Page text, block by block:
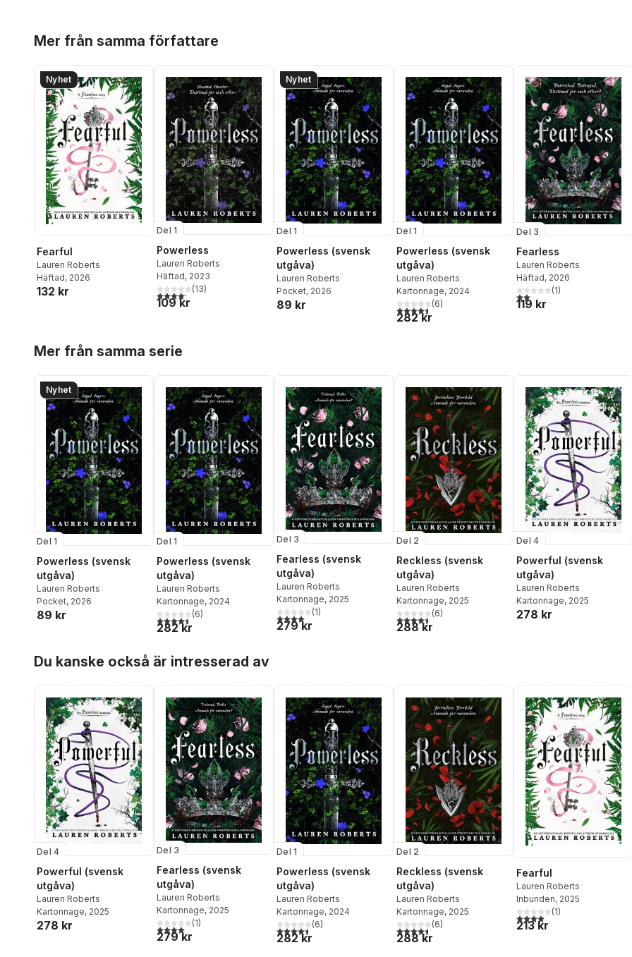
Mer från samma författare
Nyhet
Fearful
Lauren Roberts
Häftad, 2026
132 kr
Del 1
Powerless
Lauren Roberts
Häftad, 2023
4,2utav 5 stjärnor. Totalt antal röster:
(13)
109 kr
Nyhet
Del 1
Powerless (svensk
utgåva)
Lauren Roberts
Pocket, 2026
89 kr
Del 1
Powerless (svensk
utgåva)
Lauren Roberts
Kartonnage, 2024
4,5utav 5 stjärnor. Totalt antal röster:
(6)
282 kr
Del 3
Fearless
Lauren Roberts
Häftad, 2026
2,0utav 5 stjärnor. Totalt
(1)
119 kr
Mer från samma serie
Nyhet
Del 1
Powerless (svensk
utgåva)
Lauren Roberts
Pocket, 2026
89 kr
Del 1
Powerless (svensk
utgåva)
Lauren Roberts
Kartonnage, 2024
4,5utav 5 stjärnor. Totalt antal röster:
(6)
282 kr
Del 3
Fearless (svensk
utgåva)
Lauren Roberts
Kartonnage, 2025
4,0utav 5 stjärnor. Totalt antal röster:
(1)
279 kr
Del 2
Reckless (svensk
utgåva)
Lauren Roberts
Kartonnage, 2025
4,5utav 5 stjärnor. Totalt antal röster:
(6)
288 kr
Del 4
Powerful (svensk
utgåva)
Lauren Roberts
Kartonnage, 2025
278 kr
Du kanske också är intresserad av
Del 4
Powerful (svensk
utgåva)
Lauren Roberts
Kartonnage, 2025
278 kr
Del 3
Fearless (svensk
utgåva)
Lauren Roberts
Kartonnage, 2025
4,0utav 5 stjärnor. Totalt antal röster:
(1)
279 kr
Del 1
Powerless (svensk
utgåva)
Lauren Roberts
Kartonnage, 2024
4,5utav 5 stjärnor. Totalt antal röster:
(6)
282 kr
Del 2
Reckless (svensk
utgåva)
Lauren Roberts
Kartonnage, 2025
4,5utav 5 stjärnor. Totalt antal röster:
(6)
288 kr
Fearful
Lauren Roberts
Inbunden, 2025
4,0utav 5 stjärnor. Totalt
(1)
213 kr